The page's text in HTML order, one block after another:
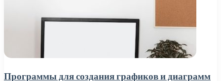
Программы для создания графиков и диаграмм